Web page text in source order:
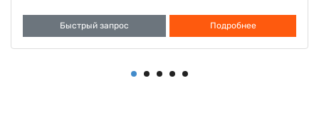
Быстрый запрос Подробнее